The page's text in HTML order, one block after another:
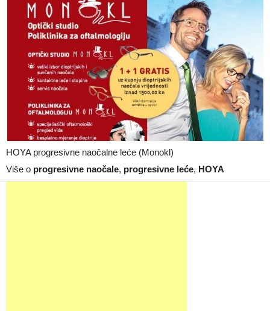
HOYA progresivne naočalne leće (Monokl)
Više o progresivne naočale, progresivne leće, HOYA